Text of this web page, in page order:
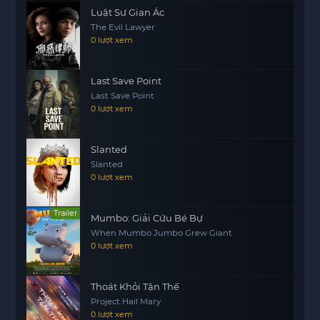
quyền lực và bí mật mà cô không thể ngờ tới. Tình
huống này buộc Nan Yanzhi phải đặt ra những
câu hỏi khó khăn về lòng trung thành và sự trả
thù.
Liệu Nan Yanzhi có thể tìm ra sự thật mà cô đang
tìm kiếm? Và liệu cô có thể đối
https://motphims1.com
người mà cô từng kính trọng? Hành trình của Nan
Yanzhi trong Lồng Giam không chỉ là một cuộc
chiến vì sự sống còn mà còn là một cuộc hành
trình khám phá bản thân và những giá trị mà cô
sẵn sàng chiến đấu vì chúng.
Luật Sư Gian Ác
The Evil Lawyer
0 lượt xem
Last Save Point
Last Save Point
0 lượt xem
Slanted
Slanted
0 lượt xem
Trailer Mumbo: Giải Cứu Bé Bự
When Mumbo Jumbo Grew Giant
0 lượt xem
Thoát Khỏi Tận Thế
Project Hail Mary
0 lượt xem